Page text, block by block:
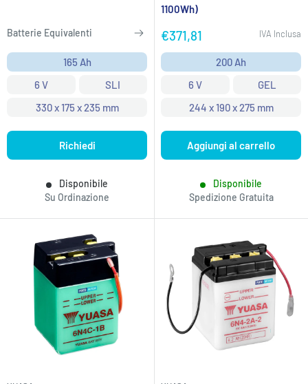
Batterie Equivalenti
165 Ah
6 V
SLI
330 x 175 x 235 mm
Richiedi
Disponibile
Su Ordinazione
1100Wh)
Prezzo
€371,81 IVA Inclusa
200 Ah
6 V
GEL
244 x 190 x 275 mm
Aggiungi al carrello
Disponibile
Spedizione Gratuita